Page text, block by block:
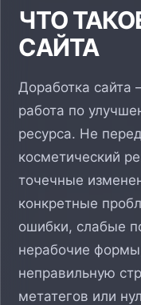
ЧТО
САЙТА
Доработка сайта
работа по
ресурса. Не
косметический
точечные
конкретные
ошибки, слабые
нерабочие
неправильную
метатегов или